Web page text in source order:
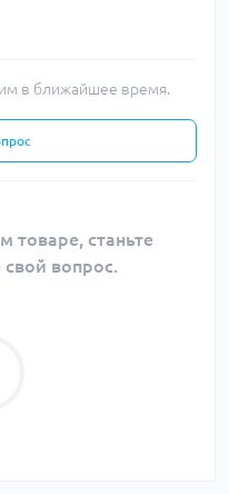
в ближайшее время.
товаре, станьте
вопрос.